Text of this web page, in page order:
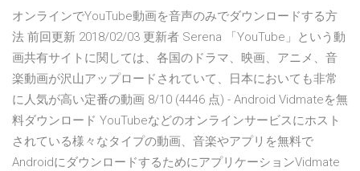
オンラインでYouTube動画を音声のみでダウンロードする方
法 前回更新 2018/02/03 更新者 Serena 「YouTube」という動
画共有サイトに関しては、各国のドラマ、映画、アニメ、音
楽動画が沢山アップロードされていて、日本においても非常
に人気が高い定番の動画 8/10 (4446 点) - Android Vidmateを無
料ダウンロード YouTubeなどのオンラインサービスにホスト
されている様々なタイプの動画、音楽やアプリを無料で
AndroidにダウンロードするためにアプリケーションVidmate